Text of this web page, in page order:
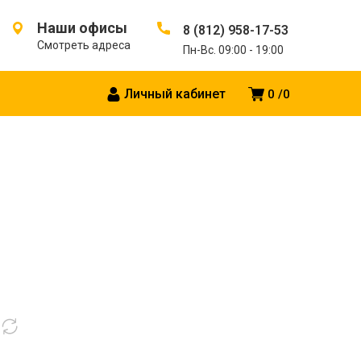
Наши офисы
Смотреть адреса
8 (812) 958-17-53
Пн-Вс. 09:00 - 19:00
0 0
Личный кабинет